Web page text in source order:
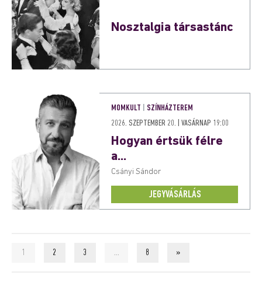
Nosztalgia társastánc
MOMKULT
SZÍNHÁZTEREM
2026. SZEPTEMBER 20. | VASÁRNAP 19:00
Hogyan értsük félre
a...
Csányi Sándor
JEGYVÁSÁRLÁS
1 2 3 … 8 »